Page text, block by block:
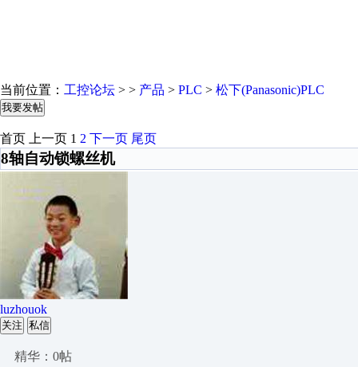
当前位置： 工控论坛 > > 产品 > PLC > 松下(Panasonic)PLC
我要发帖
首页 上一页 1 2 下一页 尾页
8轴自动锁螺丝机
luzhouok
关注 私信
精华：0帖